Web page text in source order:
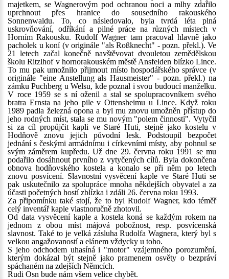
majetkem, se Wagnerovým pod ochranou noci a mlhy zdařilo
uprchnout přes hranice do sousedního rakouského
Sonnenwaldu. To, co následovalo, byla tvrdá léta plná
uskrovňování, odříkání a pilné práce na různých místech v
Horním Rakousku. Rudolf Wagner tam pracoval hlavně jako
pacholek u koní (v originále "als Roßknecht" - pozn. překl.). Ve
21 letech začal konečně navštěvovat dvouletou zemědělskou
školu Ritzlhof v hornorakouském městě Ansfelden blízko Lince.
To mu pak umožnilo přijmout místo hospodářského správce (v
originále "eine Anstellung als Hausmeister" - pozn. překl.) na
zámku Puchberg u Welsu, kde poznal i svou budoucí manželku.
V roce 1959 se s ní oženil a stal se spolupracovníkem svého
bratra Ernsta na jeho pile v Ottensheimu u Lince. Když roku
1989 padla železná opona a byl mu znovu umožněn přístup do
jeho rodných míst, stala se mu novým "polem činnosti". Vytyčil
si za cíl propůjčit kapli ve Staré Huti, stejně jako kostelu v
Hodňově znovu jejich původní lesk. Podstoupil bezpočet
jednání s českými armádnímu i církevními místy, aby pohnul se
svým záměrem kupředu. Už dne 29. června roku 1991 se mu
podařilo dosáhnout prvního z vytyčených cílů. Byla dokončena
obnova hodňovského kostela a konalo se při něm po letech
znovu posvícení. Slavnostní vysvěcení kaple ve Staré Huti se
pak uskutečnilo za spolupráce mnoha někdejších obyvatel a za
účasti početných hostí zblízka i zdáli 26. června roku 1993.
Za připomínku také stojí, že to byl Rudolf Wagner, kdo téměř
celý inventář kaple vlastnoručně zhotovil.
Od data vysvěcení kaple a kostela koná se každým rokem na
jednom z obou míst májová pobožnost, resp. posvícenská
slavnost. Také to je velká zásluha Rudolfa Wagnera, který byl s
velkou angažovaností a elánem vždycky u toho.
S jeho odchodem uhasíná i "motor" vzájemného porozumění,
kterým dokázal být stejně jako pramenem osvěty o bezpráví
spáchaném na zdejších Němcích.
Rudi Osn bude nám všem velice chybět.